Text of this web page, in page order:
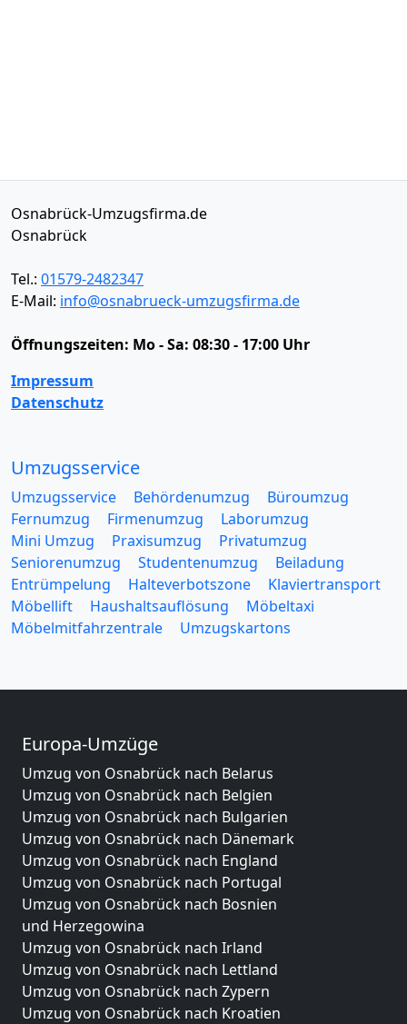
Osnabrück-Umzugsfirma.de
Osnabrück
Tel.: 01579-2482347
E-Mail: info@osnabrueck-umzugsfirma.de
Öffnungszeiten: Mo - Sa: 08:30 - 17:00 Uhr
Impressum
Datenschutz
Umzugsservice
Umzugsservice Behördenumzug
Büroumzug
Fernumzug
Firmenumzug
Laborumzug
Mini Umzug
Praxisumzug
Privatumzug
Seniorenumzug
Studentenumzug
Beiladung
Entrümpelung
Halteverbotszone
Klaviertransport
Möbellift
Haushaltsauflösung
Möbeltaxi
Möbelmitfahrzentrale
Umzugskartons
Europa-Umzüge
Umzug von Osnabrück nach Belarus
Umzug von Osnabrück nach Belgien
Umzug von Osnabrück nach Bulgarien
Umzug von Osnabrück nach Dänemark
Umzug von Osnabrück nach England
Umzug von Osnabrück nach Portugal
Umzug von Osnabrück nach Bosnien
und Herzegowina
Umzug von Osnabrück nach Irland
Umzug von Osnabrück nach Lettland
Umzug von Osnabrück nach Zypern
Umzug von Osnabrück nach Kroatien